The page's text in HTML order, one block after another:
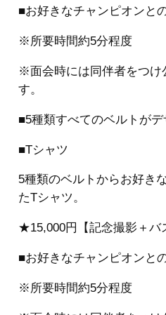
■お好きなチャンピオンと
※所要時間約5分程度
※面会時には同伴者をつけ
す。
■5種類すべてのベルトが
■Tシャツ
5種類のベルトからお好き
たTシャツ。
★15,000円【記念撮影＋バ
■お好きなチャンピオンと
※所要時間約5分程度